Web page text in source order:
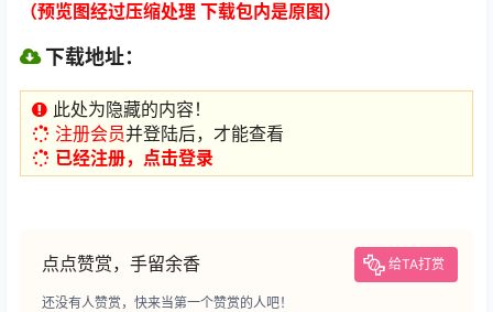
（预览图经过压缩处理 下载包内是原图）
下载地址：
此处为隐藏的内容！
注册会员并登陆后，才能查看
已经注册，点击登录
点点赞赏，手留余香 给TA打赏
还没有人赞赏，快来当第一个赞赏的人吧！